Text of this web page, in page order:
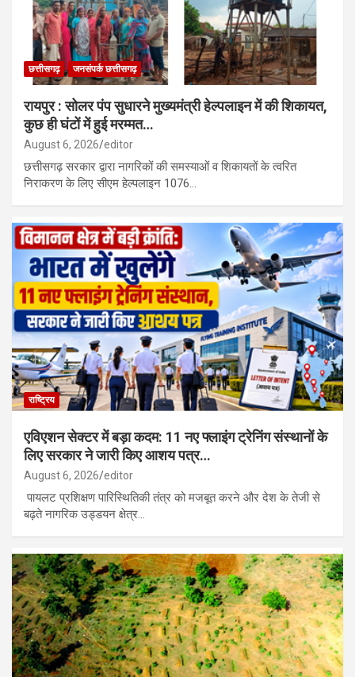
छत्तीसगढ़ जनसंपर्क छत्तीसगढ़
रायपुर : सोलर पंप सुधारने मुख्यमंत्री हेल्पलाइन में की शिकायत,
कुछ ही घंटों में हुई मरम्मत…
August 6, 2026 editor
छत्तीसगढ़ सरकार द्वारा नागरिकों की समस्याओं व शिकायतों के त्वरित
निराकरण के लिए सीएम हेल्पलाइन 1076…
राष्ट्रिय
एविएशन सेक्टर में बड़ा कदम: 11 नए फ्लाइंग ट्रेनिंग संस्थानों के
लिए सरकार ने जारी किए आशय पत्र…
August 6, 2026 editor
पायलट प्रशिक्षण पारिस्थितिकी तंत्र को मजबूत करने और देश के तेजी से
बढ़ते नागरिक उड्डयन क्षेत्र…